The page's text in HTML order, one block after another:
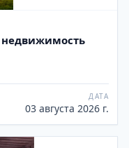
ДАТА
03 августа 2026 г.